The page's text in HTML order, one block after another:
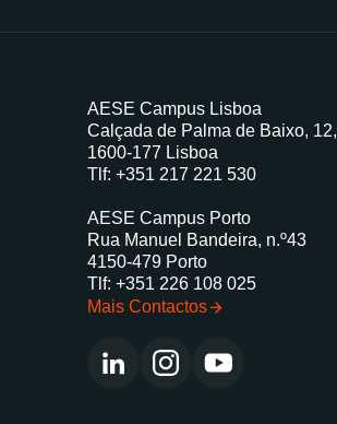
AESE Campus Lisboa
Calçada de Palma de Baixo, 12,
1600-177 Lisboa
Tlf: +351 217 221 530
AESE Campus Porto
Rua Manuel Bandeira, n.º43
4150-479 Porto
Tlf: +351 226 108 025
Mais Contactos